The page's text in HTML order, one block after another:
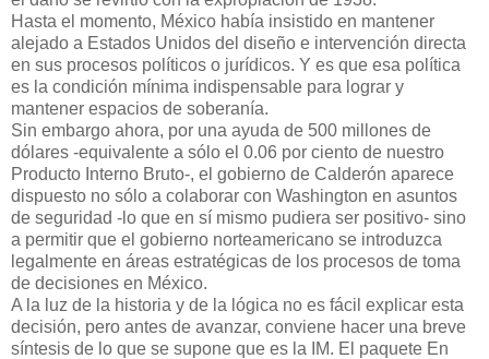
Hasta el momento, México había insistido en mantener
alejado a Estados Unidos del diseño e intervención directa
en sus procesos políticos o jurídicos. Y es que esa política
es la condición mínima indispensable para lograr y
mantener espacios de soberanía.
Sin embargo ahora, por una ayuda de 500 millones de
dólares -equivalente a sólo el 0.06 por ciento de nuestro
Producto Interno Bruto-, el gobierno de Calderón aparece
dispuesto no sólo a colaborar con Washington en asuntos
de seguridad -lo que en sí mismo pudiera ser positivo- sino
a permitir que el gobierno norteamericano se introduzca
legalmente en áreas estratégicas de los procesos de toma
de decisiones en México.
A la luz de la historia y de la lógica no es fácil explicar esta
decisión, pero antes de avanzar, conviene hacer una breve
síntesis de lo que se supone que es la IM. El paquete En